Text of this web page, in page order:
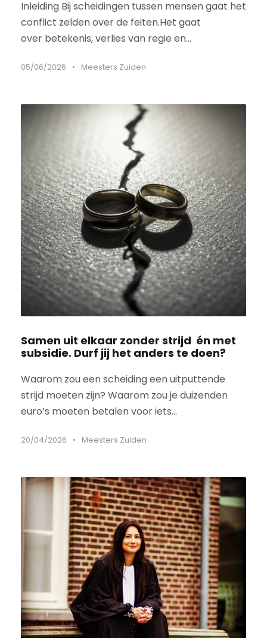
Inleiding Bij scheidingen tussen mensen gaat het
conflict zelden over de feiten.Het gaat
over betekenis, verlies van regie en...
05/06/2026 • Meesters Zuiden
Samen uit elkaar zonder strijd én met
subsidie. Durf jij het anders te doen?
Waarom zou een scheiding een uitputtende
strijd moeten zijn? Waarom zou je duizenden
euro’s moeten betalen voor iets...
20/04/2026 • Meesters Zuiden